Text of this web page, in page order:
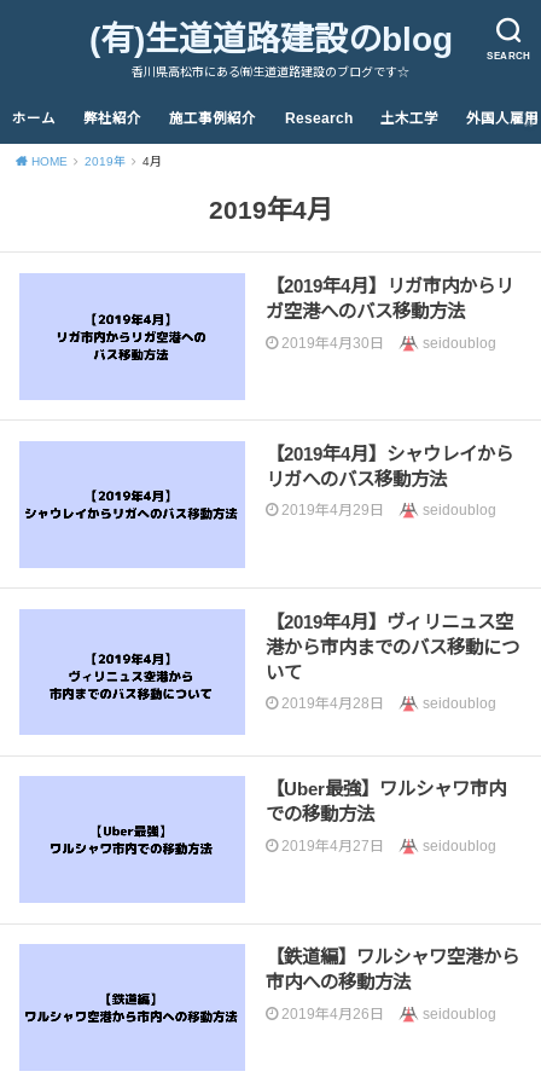
SEARCH
(有)生道道路建設のblog
香川県高松市にある㈲生道道路建設のブログです☆
ホーム 弊社紹介 施工事例紹介 Research 土木工学 外国人雇用
HOME 2019年 4月
2019年4月
【2019年4月】リガ市内からリ
ガ空港へのバス移動方法
2019年4月30日 seidoublog
【2019年4月】シャウレイから
リガへのバス移動方法
2019年4月29日 seidoublog
【2019年4月】ヴィリニュス空
港から市内までのバス移動につ
いて
2019年4月28日 seidoublog
【Uber最強】ワルシャワ市内
での移動方法
2019年4月27日 seidoublog
【鉄道編】ワルシャワ空港から
市内への移動方法
2019年4月26日 seidoublog